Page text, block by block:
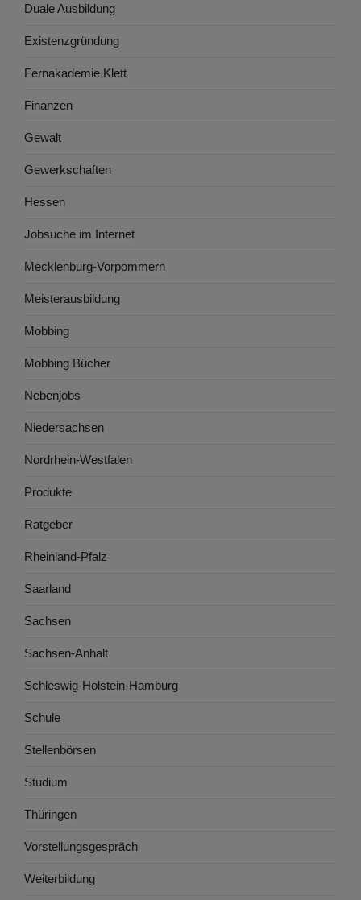
Duale Ausbildung
Existenzgründung
Fernakademie Klett
Finanzen
Gewalt
Gewerkschaften
Hessen
Jobsuche im Internet
Mecklenburg-Vorpommern
Meisterausbildung
Mobbing
Mobbing Bücher
Nebenjobs
Niedersachsen
Nordrhein-Westfalen
Produkte
Ratgeber
Rheinland-Pfalz
Saarland
Sachsen
Sachsen-Anhalt
Schleswig-Holstein-Hamburg
Schule
Stellenbörsen
Studium
Thüringen
Vorstellungsgespräch
Weiterbildung